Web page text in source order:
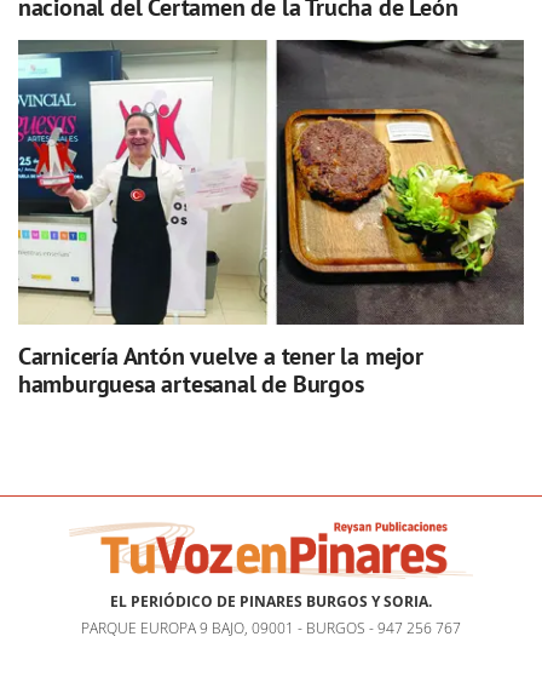
nacional del Certamen de la Trucha de León
Carnicería Antón vuelve a tener la mejor
hamburguesa artesanal de Burgos
EL PERIÓDICO DE PINARES BURGOS Y SORIA.
PARQUE EUROPA 9 BAJO, 09001 - BURGOS - 947 256 767